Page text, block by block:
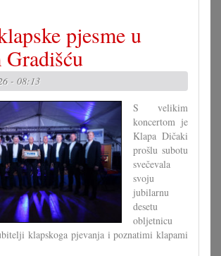
pjesme u
- 08:13
S velikim
koncertom je
Klapa Dičaki
prošlu subotu
svečevala
svoju
jubilarnu
desetu
obljetnicu
klapskoga pjevanja i poznatimi klapami